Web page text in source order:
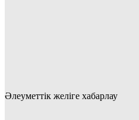
Әлеуметтік желіге хабарлау